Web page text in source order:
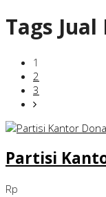
Tags
1
2
3
Partisi
Rp